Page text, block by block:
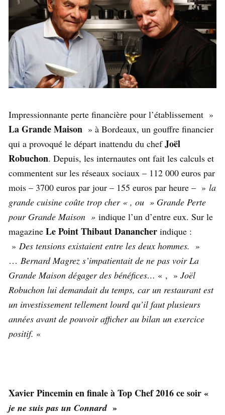
Impressionnante perte financière pour l’établissement »
La Grande Maison » à Bordeaux, un gouffre financier
qui a provoqué le départ inattendu du chefJoël
Robuchon. Depuis, les internautes ont fait les calculs et
commentent sur les réseaux sociaux – 112 000 euros par
mois – 3700 euros par jour – 155 euros par heure – » la
grande cuisine coûte trop cher « , ou » Grande Perte
pour Grande Maison » indique l’un d’entre eux. Sur le
magazine Le Point Thibaut Danancher indique :
» Des tensions existaient entre les deux hommes. »
… Bernard Magrez s’impatientait de ne pas voir La
Grande Maison dégager des bénéfices… « , » Joël
Robuchon lui demandait du temps, car un restaurant est
un investissement tellement lourd qu’il faut plusieurs
années avant de pouvoir afficher au bilan un exercice
positif. «
Xavier Pincemin en finale à Top Chef 2016 ce soir «
je ne suis pas un Connard»